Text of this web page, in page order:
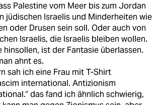
Palestine vom Meer bis zum Jordan
jüdischen Israelis und Minderheiten wie
oder Drusen sein soll. Oder auch von
Israelis, die Israelis bleiben wollen.
hinsollen, ist der Fantasie überlassen.
ahnt es.
sah ich eine Frau mit T-Shirt
international. Antizionism
das fand ich ähnlich schwierig,